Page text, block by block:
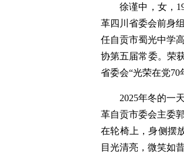
徐谨中，女，
革四川省委会前身
任自贡市蜀光中学
协第五届常委。荣
省委会“光荣在党70
2025年冬的一
革自贡市委会主委
在轮椅上，身侧摆
目光清亮，微笑如